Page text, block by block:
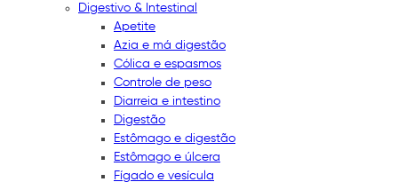
Digestivo & Intestinal
Apetite
Azia e má digestão
Cólica e espasmos
Controle de peso
Diarreia e intestino
Digestão
Estômago e digestão
Estômago e úlcera
Fígado e vesícula